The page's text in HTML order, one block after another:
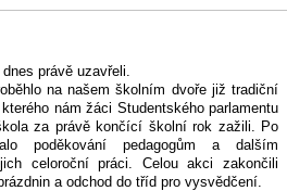
právě uzavřeli.
na našem školním dvoře již tradiční
nám žáci Studentského parlamentu
za právě končící školní rok zažili. Po
poděkování pedagogům a dalším
celoroční práci. Celou akci zakončili
a odchod do tříd pro vysvědčení.